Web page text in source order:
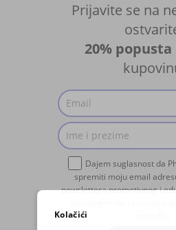
Prijavite se na
20% popusta
Dajem suglasnost da
spremiti moju email
newslettera promotivnog i
Kolačići